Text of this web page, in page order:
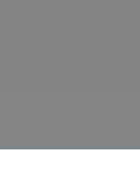
이해해 보세요.